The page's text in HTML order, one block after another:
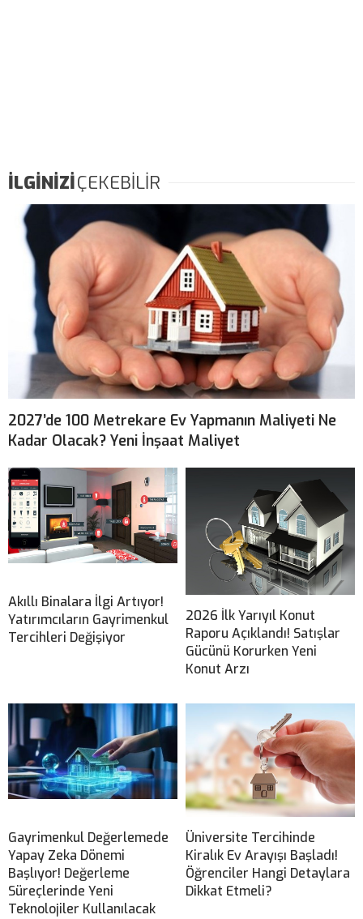
İLGİNİZİÇEKEBİLİR
2027’de 100 Metrekare Ev Yapmanın Maliyeti Ne
Kadar Olacak? Yeni İnşaat Maliyet
Akıllı Binalara İlgi Artıyor!
Yatırımcıların Gayrimenkul
Tercihleri Değişiyor
2026 İlk Yarıyıl Konut
Raporu Açıklandı! Satışlar
Gücünü Korurken Yeni
Konut Arzı
Gayrimenkul Değerlemede
Yapay Zeka Dönemi
Başlıyor! Değerleme
Süreçlerinde Yeni
Teknolojiler Kullanılacak
Üniversite Tercihinde
Kiralık Ev Arayışı Başladı!
Öğrenciler Hangi Detaylara
Dikkat Etmeli?